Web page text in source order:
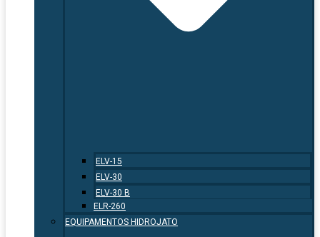
ELV-15
ELV-30
ELV-30 B
ELR-260
EQUIPAMENTOS HIDROJATO